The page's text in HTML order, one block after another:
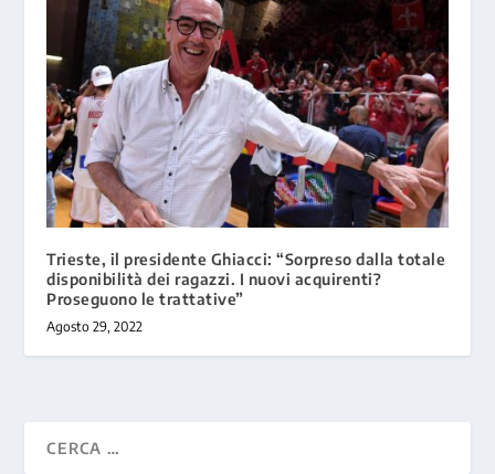
Trieste, il presidente Ghiacci: “Sorpreso dalla totale
disponibilità dei ragazzi. I nuovi acquirenti?
Proseguono le trattative”
Agosto 29, 2022